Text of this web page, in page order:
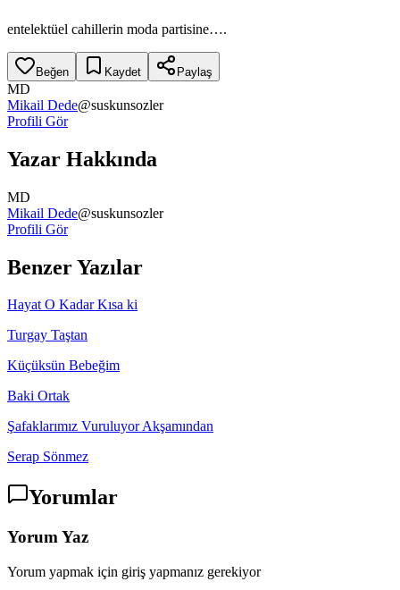
entelektüel cahillerin moda partisine….
Beğen Kaydet Paylaş
MD
Mikail Dede@suskunsozler
Profili Gör
Yazar Hakkında
MD
Mikail Dede@suskunsozler
Profili Gör
Benzer Yazılar
Hayat O Kadar Kısa ki
Turgay Taştan
Küçüksün Bebeğim
Baki Ortak
Şafaklarımız Vuruluyor Akşamından
Serap Sönmez
Yorumlar
Yorum Yaz
Yorum yapmak için giriş yapmanız gerekiyor